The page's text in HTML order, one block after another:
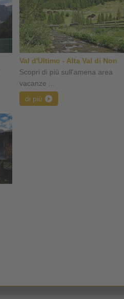
Val d'Ultimo - Alta Val di Non
Scopri di più sull'amena area
vacanze ...
di più